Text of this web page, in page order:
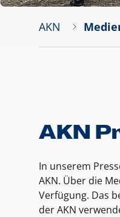
AKN
AKN
In unserem
AKN. Über die
Verfügung. Das
der AKN